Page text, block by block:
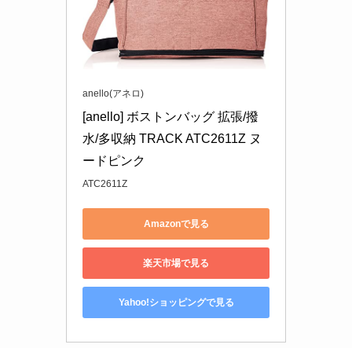
anello(アネロ)
[anello] ボストンバッグ 拡張/撥
水/多収納 TRACK ATC2611Z ヌ
ードピンク
ATC2611Z
Amazonで見る
楽天市場で見る
Yahoo!ショッピングで見る